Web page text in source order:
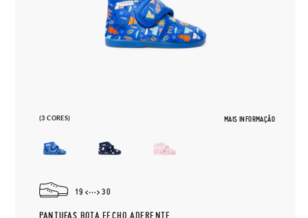
(3 CORES) MAIS INFORMAÇÃO
19 30
PANTUFAS BOTA FECHO ADERENTE